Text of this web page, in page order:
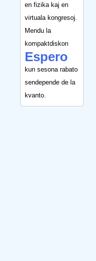
en fizika kaj en
virtuala kongresoj.
Mendu la
kompaktdiskon
Espero
kun sesona rabato
sendepende de la
kvanto.